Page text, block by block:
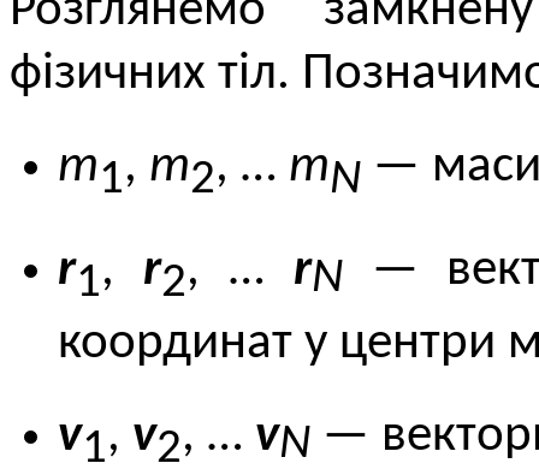
Розглянемо
фізичних тіл.
m1, m2, … mN — маси
r1, r2, … rN—
координат у центри
v1, v2, … vN —